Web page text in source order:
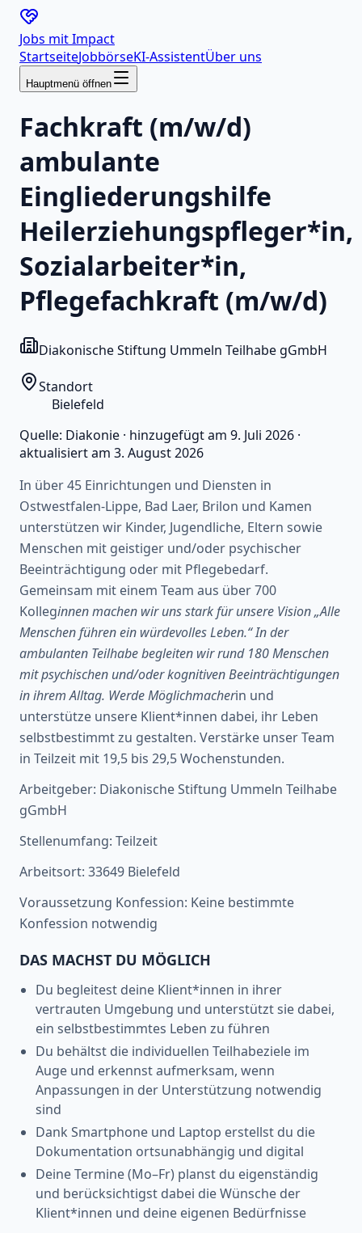
Jobs mitImpact
StartseiteJobbörseKI-AssistentÜber uns
Hauptmenü öffnen
Fachkraft (m/w/d)
ambulante
Eingliederungshilfe
Heilerziehungspfleger*in,
Sozialarbeiter*in,
Pflegefachkraft (m/w/d)
Diakonische Stiftung Ummeln Teilhabe gGmbH
Standort
Bielefeld
Quelle: Diakonie · hinzugefügt am 9. Juli 2026 ·
aktualisiert am 3. August 2026
In über 45 Einrichtungen und Diensten in
Ostwestfalen-Lippe, Bad Laer, Brilon und Kamen
unterstützen wir Kinder, Jugendliche, Eltern sowie
Menschen mit geistiger und/oder psychischer
Beeinträchtigung oder mit Pflegebedarf.
Gemeinsam mit einem Team aus über 700
Kolleginnen machen wir uns stark für unsere Vision „Alle
Menschen führen ein würdevolles Leben.“ In der
ambulanten Teilhabe begleiten wir rund 180 Menschen
mit psychischen und/oder kognitiven Beeinträchtigungen
in ihrem Alltag. Werde Möglichmacherin und
unterstütze unsere Klient*innen dabei, ihr Leben
selbstbestimmt zu gestalten. Verstärke unser Team
in Teilzeit mit 19,5 bis 29,5 Wochenstunden.
Arbeitgeber: Diakonische Stiftung Ummeln Teilhabe
gGmbH
Stellenumfang: Teilzeit
Arbeitsort: 33649 Bielefeld
Voraussetzung Konfession: Keine bestimmte
Konfession notwendig
DAS MACHST DU MÖGLICH
Du begleitest deine Klient*innen in ihrer
vertrauten Umgebung und unterstützt sie dabei,
ein selbstbestimmtes Leben zu führen
Du behältst die individuellen Teilhabeziele im
Auge und erkennst aufmerksam, wenn
Anpassungen in der Unterstützung notwendig
sind
Dank Smartphone und Laptop erstellst du die
Dokumentation ortsunabhängig und digital
Deine Termine (Mo–Fr) planst du eigenständig
und berücksichtigst dabei die Wünsche der
Klient*innen und deine eigenen Bedürfnisse